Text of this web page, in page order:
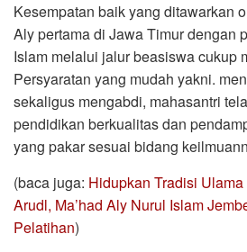
Kesempatan baik yang ditawarkan
Aly pertama di Jawa Timur dengan
Islam melalui jalur beasiswa cukup
Persyaratan yang mudah yakni.
sekaligus mengabdi, mahasantri
pendidikan berkualitas dan
yang pakar sesuai bidang
(baca juga: Hidupkan Tradisi
Arudl, Ma’had Aly Nurul Islam
Pelatihan)